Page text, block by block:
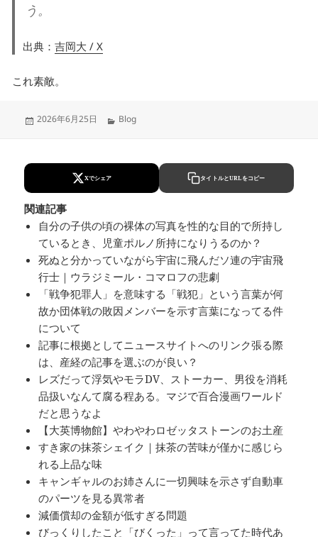
う。
出典：吉岡大 / X
これ素敵。
Updated
2026年6月25日 Categories
Blog
Xでシェア タイトルとURLをコピー
関連記事
自分の子供の頃の裸体の写真を性的な目的で所持し
ているとき、児童ポルノ所持になりうるのか？
死ぬと分かっていながら宇宙に飛んだソ連の宇宙飛
行士｜ウラジミール・コマロフの悲劇
「戦争犯罪人」を意味する「戦犯」という言葉が何
故か団体戦の敗因メンバーを示す言葉になってる件
について
記事に根拠としてニュースサイトへのリンク張る際
は、産経の記事を選ぶのが良い？
レズだって浮気やモラDV、ストーカー、男役を消耗
品扱いなんて腐る程ある。マジで百合漫画ワールド
だと思うなよ
【大英博物館】やわやわロゼッタストーンのお土産
すき家の抹茶シェイク｜抹茶の苦味が僅かに感じら
れる上品な味
キャンギャルのお姉さんに一切興味を示さず自動車
のパーツを見る異常者
減価償却の金額が低すぎる問題
びっくりしたこと「びくった」って言ってた時代あ